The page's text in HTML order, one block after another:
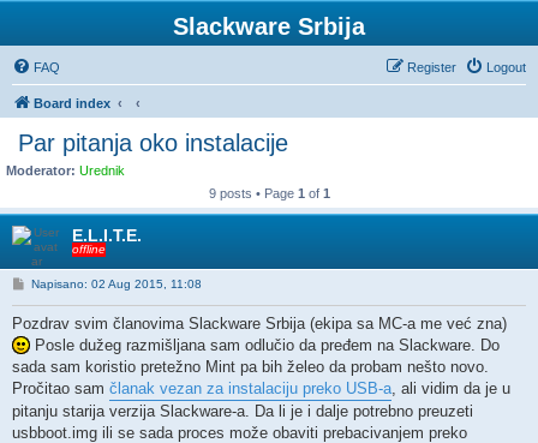
Slackware Srbija
FAQ Logout
Register
Board index
Par pitanja oko instalacije
Moderator: Urednik
9 posts • Page 1 of 1
E.L.I.T.E.
offline
P
t
Napisano: 02 Aug 2015, 11:08
Pozdrav svim članovima Slackware Srbija (ekipa sa MC-a me već zna)
Posle dužeg razmišljana sam odlučio da pređem na Slackware. Do
sada sam koristio pretežno Mint pa bih želeo da probam nešto novo.
Pročitao sam članak vezan za instalaciju preko USB-a , ali vidim da je u
pitanju starija verzija Slackware-a. Da li je i dalje potrebno preuzeti
usbboot.img ili se sada proces može obaviti prebacivanjem preko